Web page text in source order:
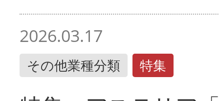
2026.03.17
その他業種分類 特集